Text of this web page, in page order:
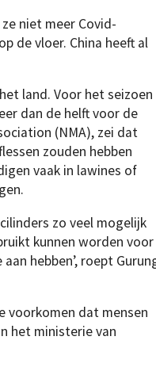
niet meer Covid-
de vloer. China heeft al
land. Voor het seizoen
dan de helft voor de
(NMA), zei dat
zouden hebben
vaak in lawines of
zo veel mogelijk
kunnen worden voor
hebben’, roept
voorkomen dat mensen
het ministerie van